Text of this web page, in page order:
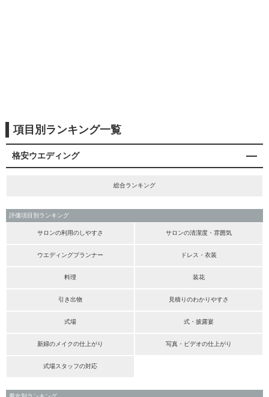
項目別ランキング一覧
格安ウエディング
総合ランキング
評価項目別ランキング
サロンの利用のしやすさ サロンの清潔度・雰囲気
ウエディングプランナー ドレス・衣装
料理 装花
引き出物 見積りのわかりやすさ
式場 式・披露宴
新婦のメイクの仕上がり 写真・ビデオの仕上がり
式場スタッフの対応